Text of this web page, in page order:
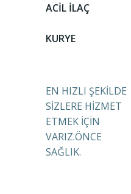
ACİL İLAÇ
KURYE
EN HIZLI ŞEKİLDE
SİZLERE HİZMET
ETMEK İÇİN
VARIZ.ÖNCE
SAĞLIK.